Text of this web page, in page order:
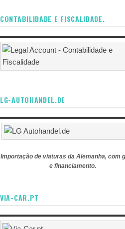
CONTABILIDADE E FISCALIDADE.
LG-AUTOHANDEL.DE
Importação de viaturas da Alemanha, com
e financiamento.
VIA-CAR.PT